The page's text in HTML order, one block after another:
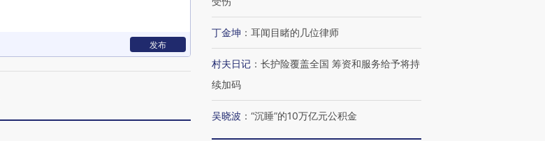
发布
丁金坤 ： 耳闻目睹的几位律师
村夫日记 ： 长护险覆盖全国 筹资和服务给予将持
续加码
吴晓波 ： “沉睡”的10万亿元公积金